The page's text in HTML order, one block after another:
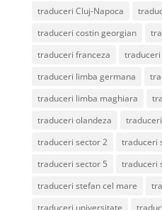
traduceri Cluj-Napoca
traduceri costin georgian
traduceri franceza
traduceri limba germana
traduceri limba maghiara
traduceri olandeza
traduceri sector 2
traduceri
traduceri sector 5
traduceri
traduceri stefan cel mare